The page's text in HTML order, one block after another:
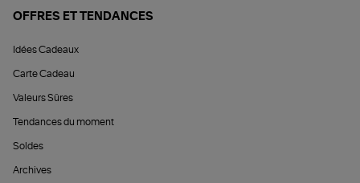
OFFRES ET TENDANCES
Idées Cadeaux
Carte Cadeau
Valeurs Sûres
Tendances du moment
Soldes
Archives